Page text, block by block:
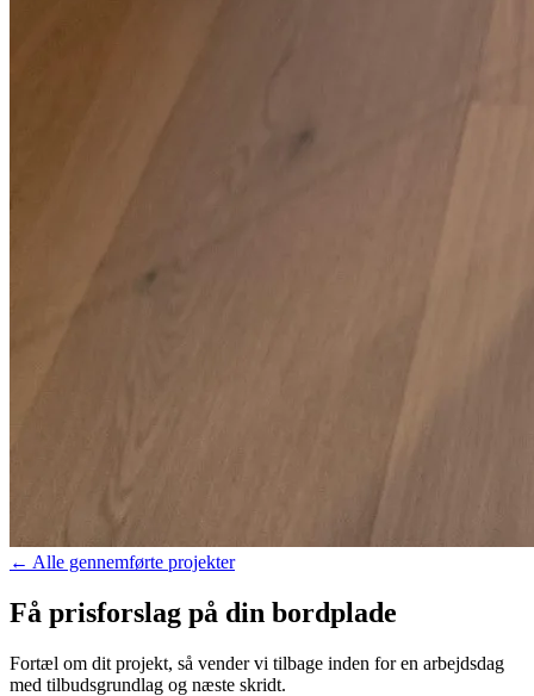
← Alle gennemførte projekter
Få prisforslag på din bordplade
Fortæl om dit projekt, så vender vi tilbage inden for en arbejdsdag
med tilbudsgrundlag og næste skridt.